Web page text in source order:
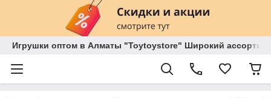
Игрушки оптом в Алматы "Toytoystore" Широкий